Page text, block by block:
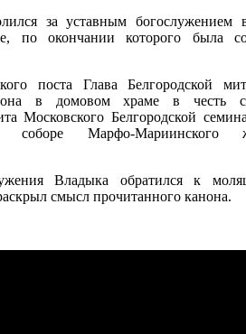
за уставным богослужением
по окончании которого была
поста Глава Белгородской
в домовом храме в честь
Московского Белгородской
соборе Марфо-Мариинского
Владыка обратился к
смысл прочитанного канона.